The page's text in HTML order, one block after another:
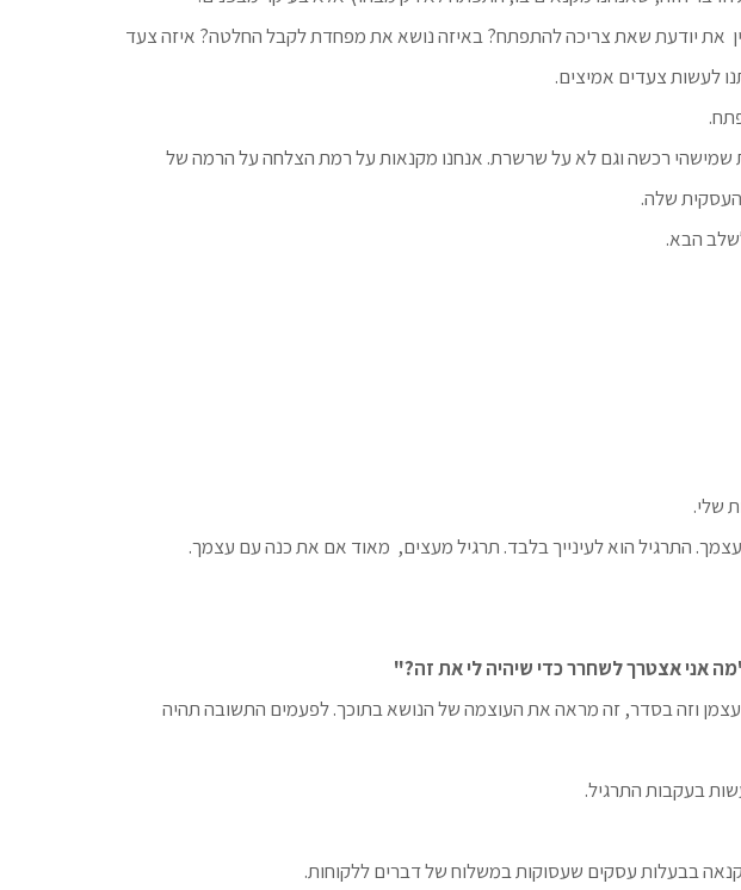
את יודעת שאת צריכה להתפתח? באיזה נושא את מפחדת לקבל החלטה? איזה צעד
לעשות צעדים אמיצים.
שמישהי רכשה וגם לא על שרשרת. אנחנו מקנאות על רמת הצלחה על הרמה של
שלה.
הבא.
שלי.
התרגיל הוא לעינייך בלבד. תרגיל מעצים, מאוד אם את כנה עם עצמך.
אני אצטרך לשחרר כדי שיהיה לי את זה?"
עצמן וזה בסדר, זה מראה את העוצמה של הנושא בתוכך. לפעמים התשובה תהיה
בעקבות התרגיל.
בבעלות עסקים שעסוקות במשלוח של דברים ללקוחות.